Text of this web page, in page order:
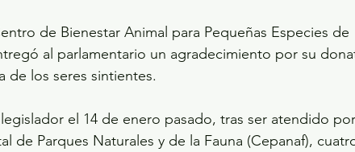
de Bienestar Animal para Pequeñas Especies de
al parlamentario un agradecimiento por su
de los seres sintientes.
el 14 de enero pasado, tras ser atendido por
de Parques Naturales y de la Fauna (Cepanaf),